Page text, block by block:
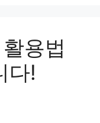
용법
다!